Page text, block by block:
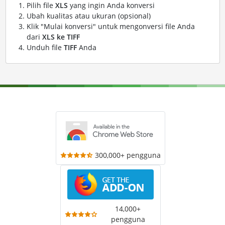
Pilih file XLS yang ingin Anda konversi
Ubah kualitas atau ukuran (opsional)
Klik "Mulai konversi" untuk mengonversi file Anda
dari XLS ke TIFF
Unduh file TIFFAnda
300,000+ pengguna
14,000+
pengguna